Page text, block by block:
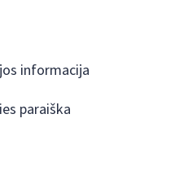
informacija
paraiška